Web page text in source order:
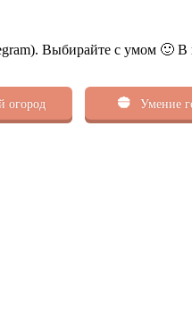
Выбирайте с умом 🙂
огород Умение